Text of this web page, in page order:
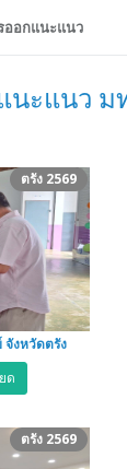
ออกแนะแนว
ะแนว ม
ตรัง 2569
จังหวัดตรัง
ด
ตรัง 2569